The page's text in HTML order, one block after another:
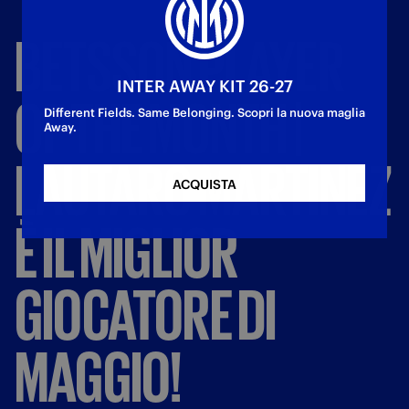
BETSSONPLAYER
OFTHEMONTH|
LAUTAROMARTINEZ
ÈILMIGLIOR
GIOCATOREDI
MAGGIO!
INTER AWAY KIT 26-27
Different Fields. Same Belonging. Scopri la nuova maglia
Away.
ACQUISTA